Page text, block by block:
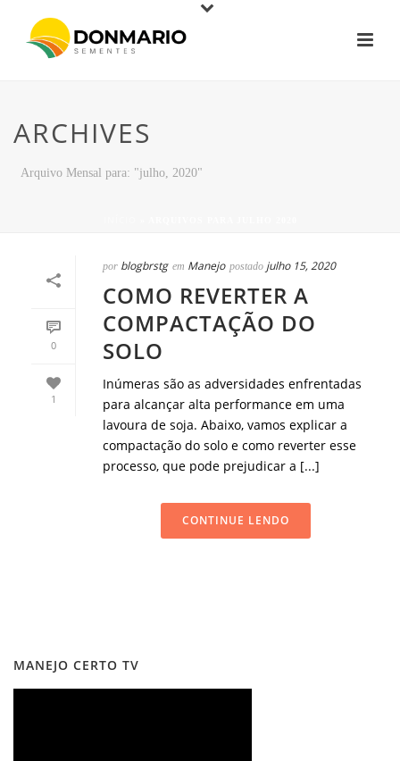
ARCHIVES
Arquivo Mensal para: "julho, 2020"
0
1
por blogbrstg em Manejo postado julho 15, 2020
COMO REVERTER A
COMPACTAÇÃO DO
SOLO
Inúmeras são as adversidades enfrentadas
para alcançar alta performance em uma
lavoura de soja. Abaixo, vamos explicar a
compactação do solo e como reverter esse
processo, que pode prejudicar a [...]
CONTINUE LENDO
MANEJO CERTO TV